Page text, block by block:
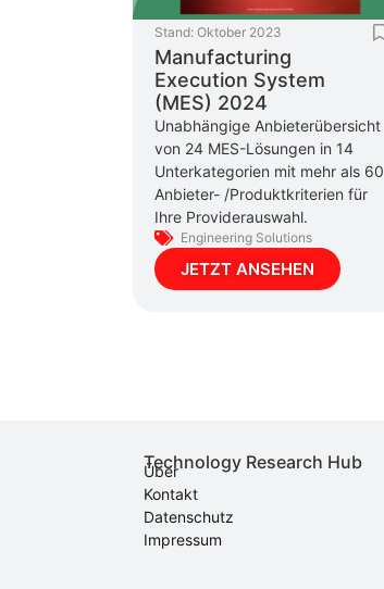
Stand: Oktober 2023
Manufacturing
Execution System
(MES) 2024
Unabhängige Anbieterübersicht
von 24 MES-Lösungen in 14
Unterkategorien mit mehr als 60
Anbieter- /Produktkriterien für
Ihre Providerauswahl.
Engineering Solutions
JETZT ANSEHEN
Technology Research Hub
Über
Kontakt
Datenschutz
Impressum